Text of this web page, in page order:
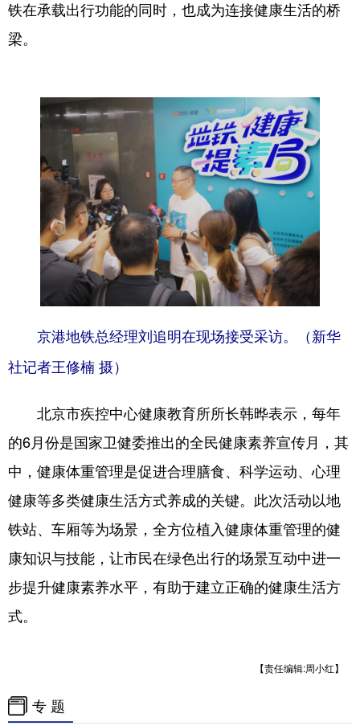
铁在承载出行功能的同时，也成为连接健康生活的桥
梁。
京港地铁总经理刘追明在现场接受采访。（新华
社记者王修楠 摄）
北京市疾控中心健康教育所所长韩晔表示，每年
的6月份是国家卫健委推出的全民健康素养宣传月，其
中，健康体重管理是促进合理膳食、科学运动、心理
健康等多类健康生活方式养成的关键。此次活动以地
铁站、车厢等为场景，全方位植入健康体重管理的健
康知识与技能，让市民在绿色出行的场景互动中进一
步提升健康素养水平，有助于建立正确的健康生活方
式。
【责任编辑:周小红】
专 题